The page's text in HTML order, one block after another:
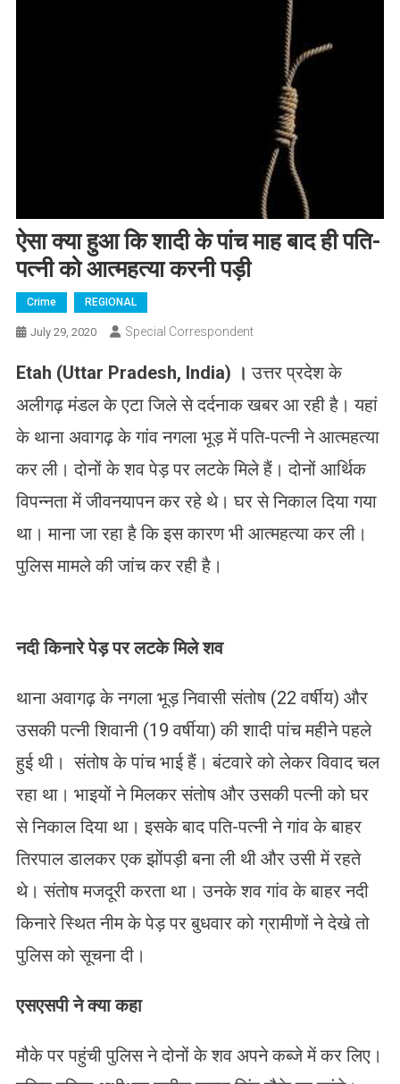
ऐसा क्या हुआ कि शादी के पांच माह बाद ही पति-
पत्नी को आत्महत्या करनी पड़ी
Crime REGIONAL
July 29, 2020 Special Correspondent
Etah (Uttar Pradesh, India) । उत्तर प्रदेश के
अलीगढ़ मंडल के एटा जिले से दर्दनाक खबर आ रही है। यहां
के थाना अवागढ़ के गांव नगला भूड़ में पति-पत्नी ने आत्महत्या
कर ली। दोनों के शव पेड़ पर लटके मिले हैं। दोनों आर्थिक
विपन्नता में जीवनयापन कर रहे थे। घर से निकाल दिया गया
था। माना जा रहा है कि इस कारण भी आत्महत्या कर ली।
पुलिस मामले की जांच कर रही है।
नदी किनारे पेड़ पर लटके मिले शव
थाना अवागढ़ के नगला भूड़ निवासी संतोष (22 वर्षीय) और
उसकी पत्नी शिवानी (19 वर्षीया) की शादी पांच महीने पहले
हुई थी। संतोष के पांच भाई हैं। बंटवारे को लेकर विवाद चल
रहा था। भाइयों ने मिलकर संतोष और उसकी पत्नी को घर
से निकाल दिया था। इसके बाद पति-पत्नी ने गांव के बाहर
तिरपाल डालकर एक झोंपड़ी बना ली थी और उसी में रहते
थे। संतोष मजदूरी करता था। उनके शव गांव के बाहर नदी
किनारे स्थित नीम के पेड़ पर बुधवार को ग्रामीणों ने देखे तो
पुलिस को सूचना दी।
एसएसपी ने क्या कहा
मौके पर पहुंची पुलिस ने दोनों के शव अपने कब्जे में कर लिए।